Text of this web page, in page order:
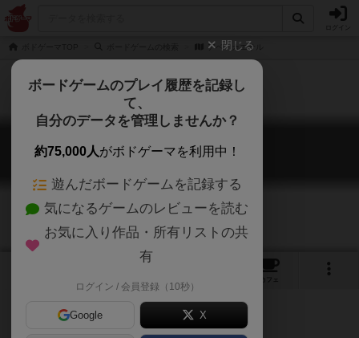
アベ・カエサル
アベ・カエサル
Ave Caesar
カフェ
閉じる
ボードゲームのプレイ履歴を記録し
て、
自分のデータを管理しませんか？
約75,000人がボドゲーマを利用中！
遊んだボードゲームを記録する
気になるゲームのレビューを読む
お気に入り作品・所有リストの共
有
ログイン / 会員登録（10秒）
Google X